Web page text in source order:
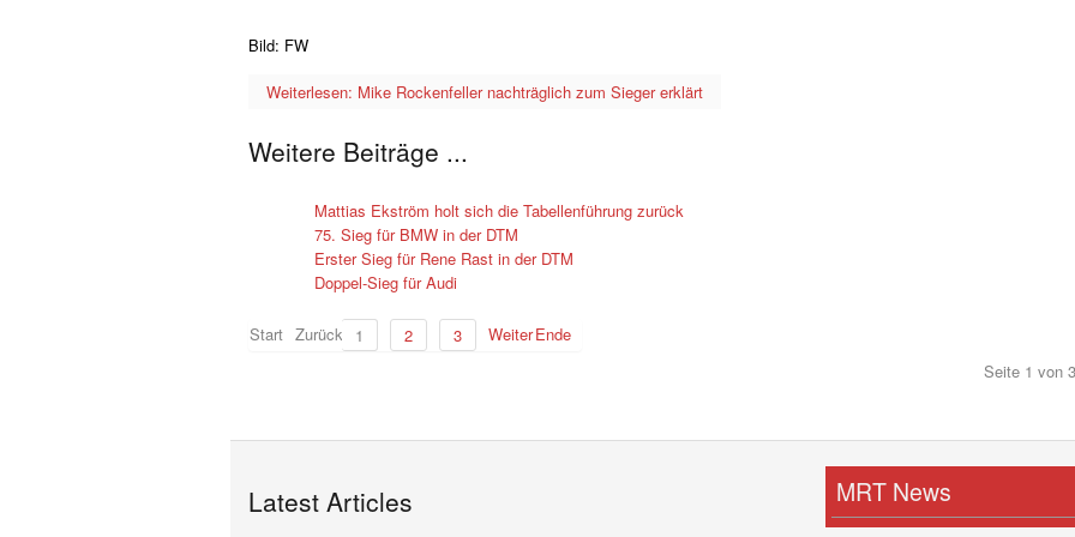
Bild: FW
Weiterlesen: Mike Rockenfeller nachträglich zum Sieger erklärt
Weitere Beiträge ...
Mattias Ekström holt sich die Tabellenführung zurück
75. Sieg für BMW in der DTM
Erster Sieg für Rene Rast in der DTM
Doppel-Sieg für Audi
Start Zurück 1 2 3 WeiterEnde
Seite 1 von 3
Latest Articles MRT News